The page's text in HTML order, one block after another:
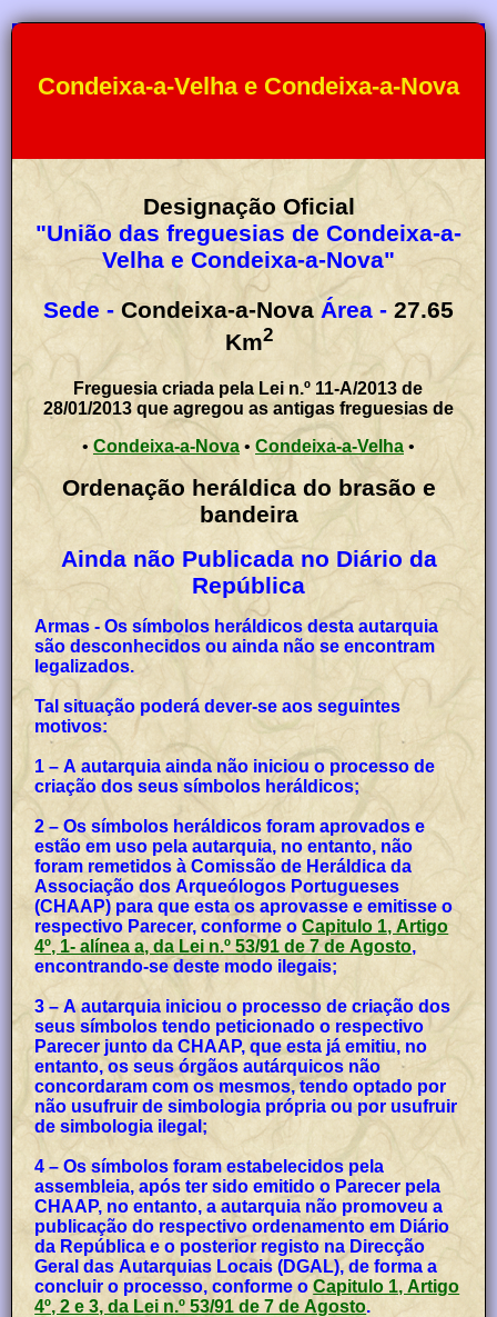
Condeixa-a-Velha e Condeixa-a-Nova
Designação Oficial
"União das freguesias de Condeixa-a-
Velha e Condeixa-a-Nova"
Sede - Condeixa-a-Nova Área - 27.65
Km2
Freguesia criada pela Lei n.º 11-A/2013 de
28/01/2013 que agregou as antigas freguesias de
• Condeixa-a-Nova • Condeixa-a-Velha •
Ordenação heráldica do brasão e
bandeira
Ainda não Publicada no Diário da
República
Armas - Os símbolos heráldicos desta autarquia
são desconhecidos ou ainda não se encontram
legalizados.
Tal situação poderá dever-se aos seguintes
motivos:
1 – A autarquia ainda não iniciou o processo de
criação dos seus símbolos heráldicos;
2 – Os símbolos heráldicos foram aprovados e
estão em uso pela autarquia, no entanto, não
foram remetidos à Comissão de Heráldica da
Associação dos Arqueólogos Portugueses
(CHAAP) para que esta os aprovasse e emitisse o
respectivo Parecer, conforme oCapitulo 1, Artigo
4º, 1- alínea a, da Lei n.º 53/91 de 7 de Agosto,
encontrando-se deste modo ilegais;
3 – A autarquia iniciou o processo de criação dos
seus símbolos tendo peticionado o respectivo
Parecer junto da CHAAP, que esta já emitiu, no
entanto, os seus órgãos autárquicos não
concordaram com os mesmos, tendo optado por
não usufruir de simbologia própria ou por usufruir
de simbologia ilegal;
4 – Os símbolos foram estabelecidos pela
assembleia, após ter sido emitido o Parecer pela
CHAAP, no entanto, a autarquia não promoveu a
publicação do respectivo ordenamento em Diário
da República e o posterior registo na Direcção
Geral das Autarquias Locais (DGAL), de forma a
concluir o processo, conforme oCapitulo 1, Artigo
4º, 2 e 3, da Lei n.º 53/91 de 7 de Agosto.